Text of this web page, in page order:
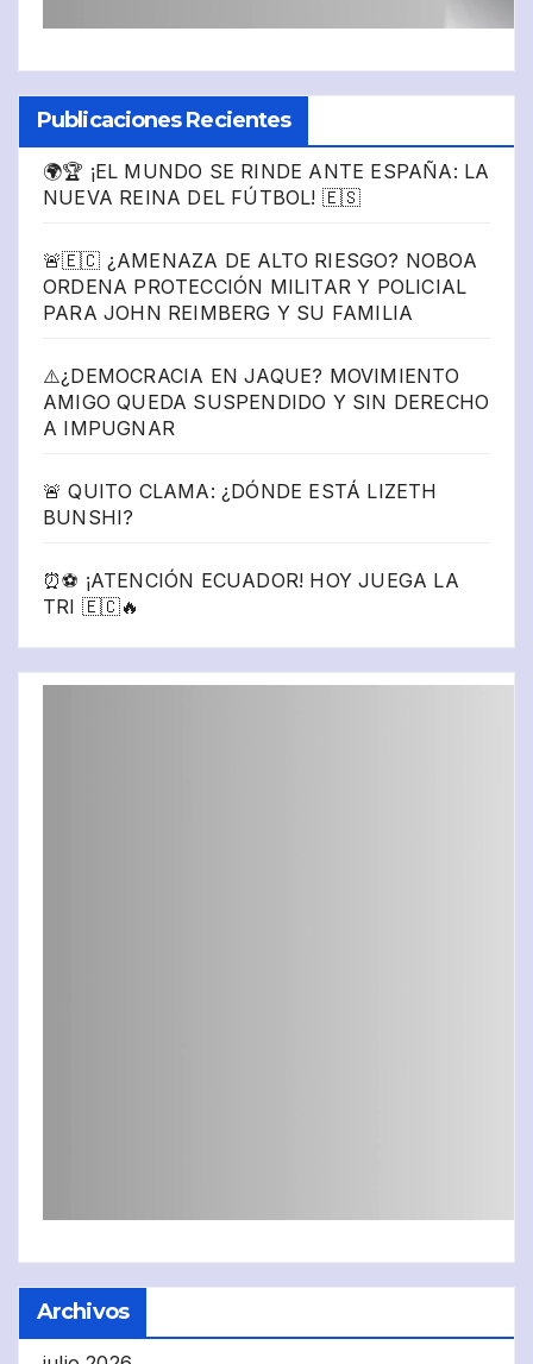
Publicaciones Recientes
🌍🏆 ¡EL MUNDO SE RINDE ANTE ESPAÑA: LA
NUEVA REINA DEL FÚTBOL! 🇪🇸
🚨🇪🇨 ¿AMENAZA DE ALTO RIESGO? NOBOA
ORDENA PROTECCIÓN MILITAR Y POLICIAL
PARA JOHN REIMBERG Y SU FAMILIA
⚠️¿DEMOCRACIA EN JAQUE? MOVIMIENTO
AMIGO QUEDA SUSPENDIDO Y SIN DERECHO
A IMPUGNAR
🚨 QUITO CLAMA: ¿DÓNDE ESTÁ LIZETH
BUNSHI?
⏰⚽ ¡ATENCIÓN ECUADOR! HOY JUEGA LA
TRI 🇪🇨🔥
Archivos